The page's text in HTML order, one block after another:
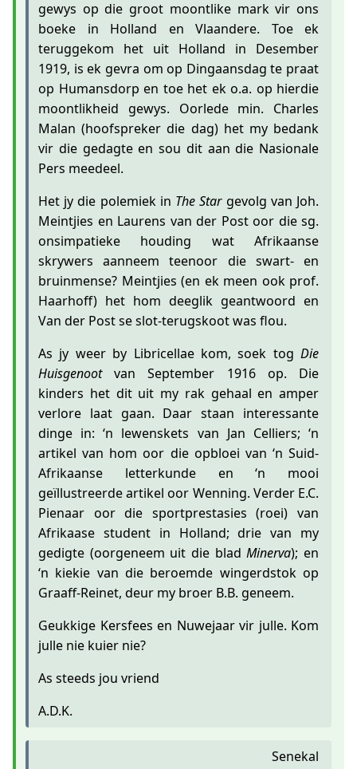
gewys op die groot moontlike mark vir ons
boeke in Holland en Vlaandere. Toe ek
teruggekom het uit Holland in Desember
1919, is ek gevra om op Dingaansdag te praat
op Humansdorp en toe het ek o.a. op hierdie
moontlikheid gewys. Oorlede min. Charles
Malan (hoofspreker die dag) het my bedank
vir die gedagte en sou dit aan die Nasionale
Pers meedeel.
Het jy die polemiek in The Stargevolg van Joh.
Meintjies en Laurens van der Post oor die sg.
onsimpatieke houding wat Afrikaanse
skrywers aanneem teenoor die swart- en
bruinmense? Meintjies (en ek meen ook prof.
Haarhoff) het hom deeglik geantwoord en
Van der Post se slot-terugskoot was flou.
As jy weer by Libricellae kom, soek tog Die
Huisgenootvan September 1916 op. Die
kinders het dit uit my rak gehaal en amper
verlore laat gaan. Daar staan interessante
dinge in: ‘n lewenskets van Jan Celliers; ‘n
artikel van hom oor die opbloei van ‘n Suid-
Afrikaanse letterkunde en ‘n mooi
geïllustreerde artikel oor Wenning. Verder E.C.
Pienaar oor die sportprestasies (roei) van
Afrikaase student in Holland; drie van my
gedigte (oorgeneem uit die bladMinerva); en
‘n kiekie van die beroemde wingerdstok op
Graaff-Reinet, deur my broer B.B. geneem.
Geukkige Kersfees en Nuwejaar vir julle. Kom
julle nie kuier nie?
As steeds jou vriend
A.D.K.
Senekal